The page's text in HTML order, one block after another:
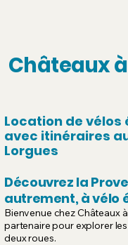
Châteaux
Location de
avec itinéraires
Lorgues
Découvrez la
autrement, à vélo
Bienvenue chez Châteaux
partenaire pour explorer
deux roues.